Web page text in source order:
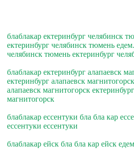
блаблакар ектеринбург челябинск
ектеринбург челябинск тюмень
челябинск тюмень ектеринбург
блаблакар ектеринбург алапаевск
ектеринбург алапаевск
алапаевск магнитогорск
магнитогорск
блаблакар ессентуки бла бла кар
ессентуки ессентуки
блаблакар ейск бла бла кар ейск